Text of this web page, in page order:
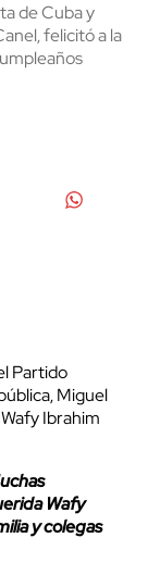
de Cuba y
felicitó a la
Partido
Miguel
Ibrahim
Wafy
y colegas